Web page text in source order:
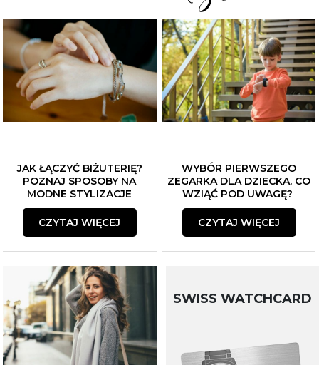
JAK ŁĄCZYĆ BIŻUTERIĘ?
POZNAJ SPOSOBY NA
MODNE STYLIZACJE
CZYTAJ WIĘCEJ
WYBÓR PIERWSZEGO
ZEGARKA DLA DZIECKA. CO
WZIĄĆ POD UWAGĘ?
CZYTAJ WIĘCEJ
SWISS WATCHCARD